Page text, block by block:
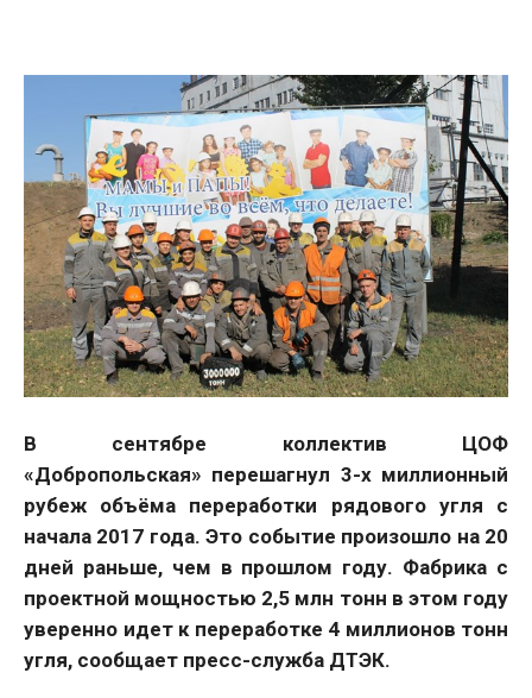
В сентябре коллектив ЦОФ
«Добропольская» перешагнул 3-х миллионный
рубеж объёма переработки рядового угля с
начала 2017 года. Это событие произошло на 20
дней раньше, чем в прошлом году. Фабрика с
проектной мощностью 2,5 млн тонн в этом году
уверенно идет к переработке 4 миллионов тонн
угля, сообщает пресс-служба ДТЭК.